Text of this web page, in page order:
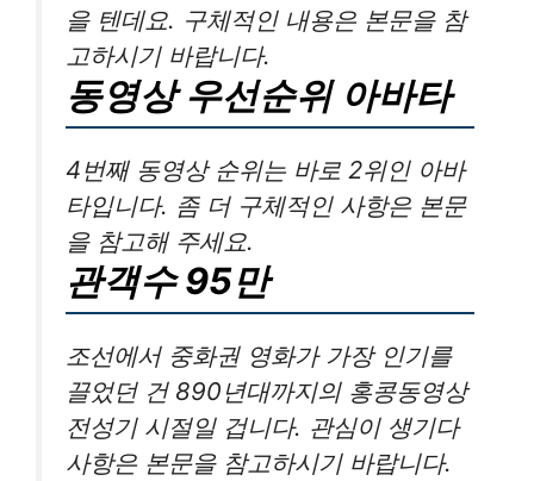
을 텐데요. 구체적인 내용은 본문을 참
고하시기 바랍니다.
동영상 우선순위 아바타
4번째 동영상 순위는 바로 2위인 아바
타입니다. 좀 더 구체적인 사항은 본문
을 참고해 주세요.
관객수 95만
조선에서 중화권 영화가 가장 인기를
끌었던 건 890년대까지의 홍콩동영상
전성기 시절일 겁니다. 관심이 생기다
사항은 본문을 참고하시기 바랍니다.